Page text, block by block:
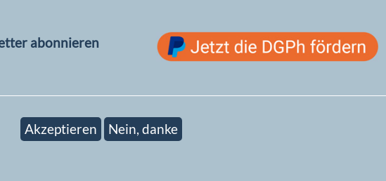
abonnieren
Akzeptieren Nein, danke